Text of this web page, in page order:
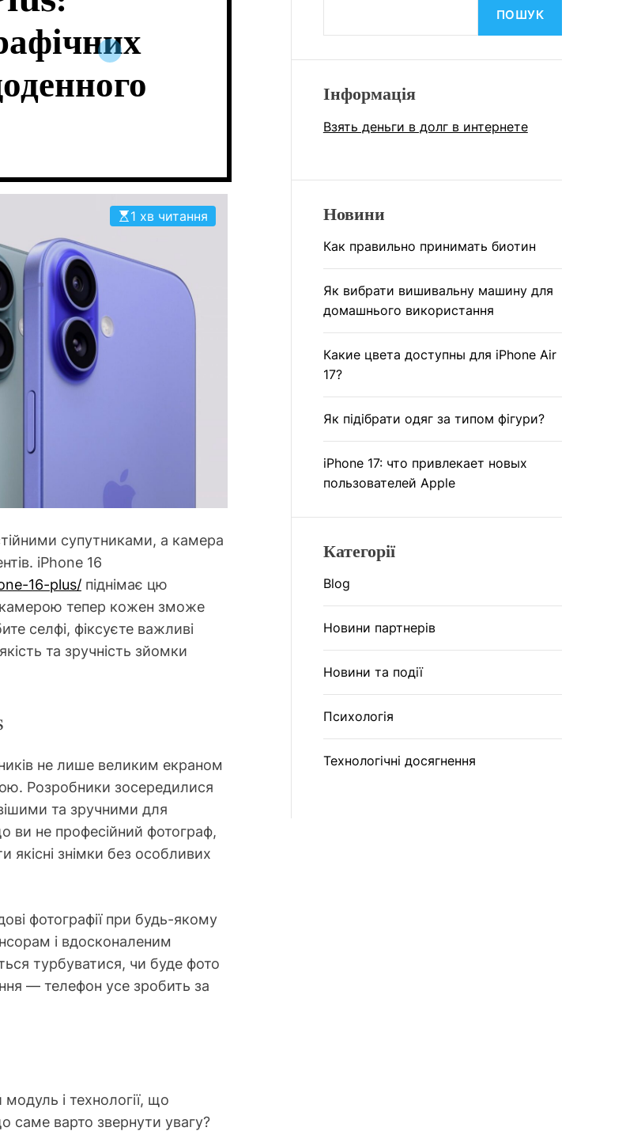
В
А
И
Ч
К
Л
О
1 хв читання
супутниками, а камера
iPhone 16
16-plus/ піднімає цю
камерою тепер кожен зможе
селфі, фіксуєте важливі
та зручність зйомки
не лише великим екраном
Розробники зосередилися
та зручними для
ви не професійний фотограф,
знімки без особливих
фотографії при будь-якому
і вдосконаленим
турбуватися, чи буде фото
— телефон усе зробить за
і технології, що
саме варто звернути увагу?
ПОШУК
Інформація
Взять деньги в долг в интернете
Новини
Как правильно принимать биотин
Як вибрати вишивальну машину для
домашнього використання
Какие цвета доступны для iPhone Air
17?
Як підібрати одяг за типом фігури?
iPhone 17: что привлекает новых
пользователей Apple
Категорії
Blog
Новини партнерів
Новини та події
Психологія
Технологічні досягнення